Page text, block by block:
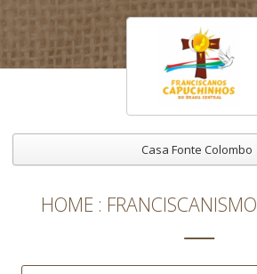
Casa Fonte Colombo
HOME FRANCISCANISMO